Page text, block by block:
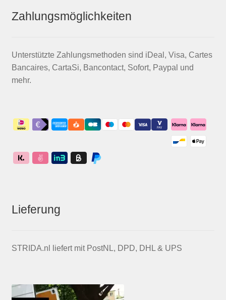
Zahlungsmöglichkeiten
Unterstützte Zahlungsmethoden sind iDeal, Visa, Cartes
Bancaires, CartaSi, Bancontact, Sofort, Paypal und
mehr.
Lieferung
STRIDA.nl liefert mit PostNL, DPD, DHL & UPS